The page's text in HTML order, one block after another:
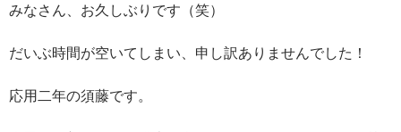
みなさん、お久しぶりです（笑）
だいぶ時間が空いてしまい、申し訳ありませんでした！
応用二年の須藤です。